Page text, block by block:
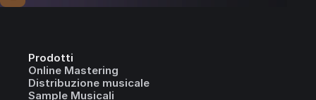
Prodotti
Online Mastering
Distribuzione musicale
Sample Musicali